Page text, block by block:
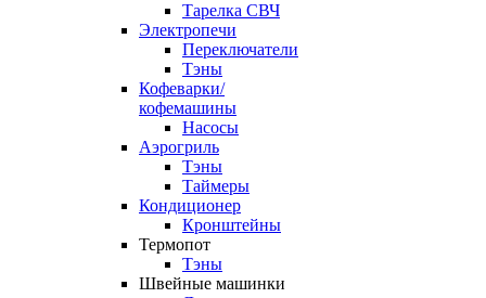
Тарелка СВЧ
Электропечи
Переключатели
Тэны
Кофеварки/
кофемашины
Насосы
Аэрогриль
Тэны
Таймеры
Кондиционер
Кронштейны
Термопот
Тэны
Швейные машинки